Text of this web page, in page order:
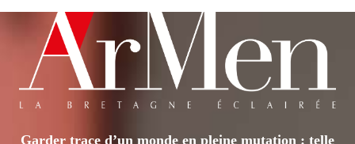
ROZENN
MILIN
Garder trace d’un monde en pleine mutation : telle